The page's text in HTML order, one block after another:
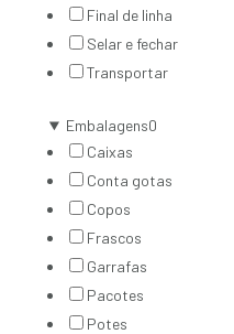
Final de linha
Selar e fechar
Transportar
Embalagens0
Caixas
Conta gotas
Copos
Frascos
Garrafas
Pacotes
Potes